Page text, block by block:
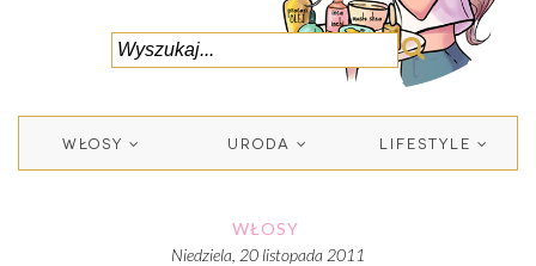
WŁOSY URODA LIFESTYLE
WŁOSY
niedziela, 20 listopada 2011